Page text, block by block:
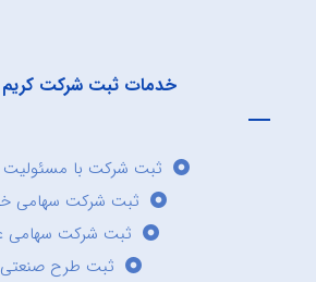
خدمات ثبت شرکت
ثبت شرکت با
ثبت شرکت سهامی
ثبت شرکت سهامی
ثبت طرح صنعتی